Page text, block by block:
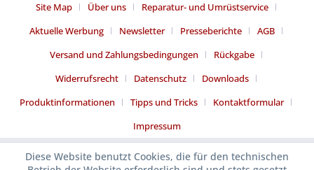
Site Map Über uns
Reparatur- und Umrüstservice
Aktuelle Werbung
Newsletter Presseberichte
AGB
Versand und Zahlungsbedingungen
Rückgabe
Widerrufsrecht
Datenschutz
Downloads
Produktinformationen
Tipps und Tricks
Kontaktformular
Impressum
Diese Website benutzt Cookies, die für den technischen